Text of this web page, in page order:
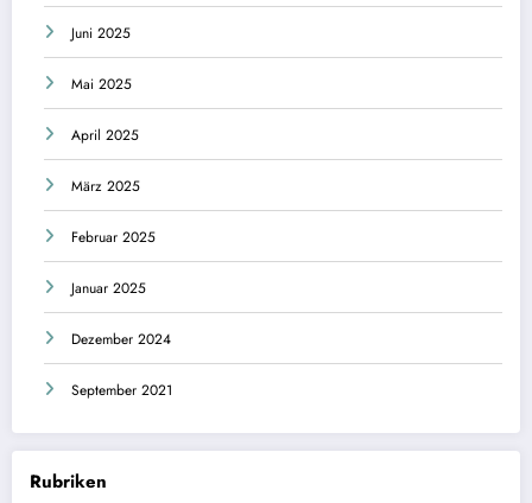
Juni 2025
Mai 2025
April 2025
März 2025
Februar 2025
Januar 2025
Dezember 2024
September 2021
Rubriken